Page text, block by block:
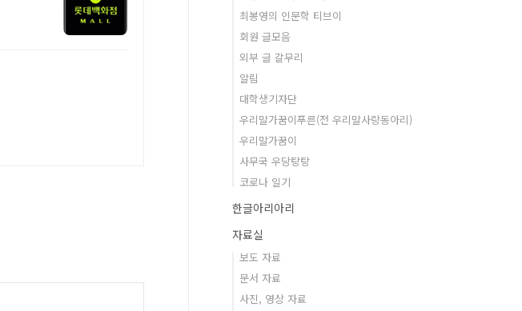
최봉영의 인문학 티브이
회원 글모음
외부 글 갈무리
알림
대학생기자단
우리말가꿈이푸른(전 우리말사랑동아리)
우리말가꿈이
사무국 우당탕탕
코로나 일기
한글아리아리
자료실
보도 자료
문서 자료
사진, 영상 자료